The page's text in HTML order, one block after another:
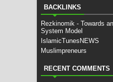
BACKLINKS
Rezkinomik - Towards
System Model
IslamicTunesNEWS
Muslimpreneurs
RECENT COMMENTS